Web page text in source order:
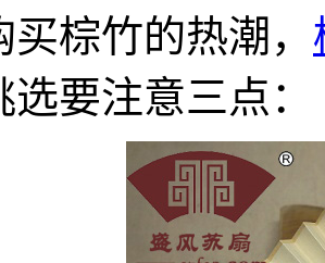
棕竹的热潮，
要注意三点：